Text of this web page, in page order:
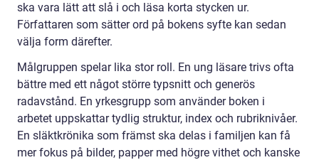
ska vara lätt att slå i och läsa korta stycken ur.
Författaren som sätter ord på bokens syfte kan sedan
välja form därefter.
Målgruppen spelar lika stor roll. En ung läsare trivs ofta
bättre med ett något större typsnitt och generös
radavstånd. En yrkesgrupp som använder boken i
arbetet uppskattar tydlig struktur, index och rubriknivåer.
En släktkrönika som främst ska delas i familjen kan få
mer fokus på bilder, papper med högre vithet och kanske